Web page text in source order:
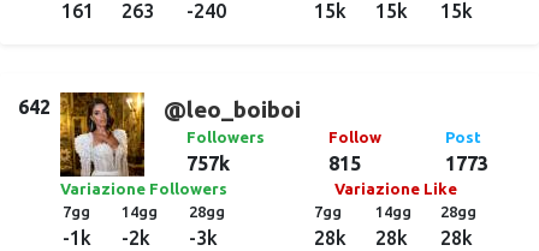
161 263 -240 15k 15k 15k
642 @leo_boiboi
Followers
757k
Follow
815
Post
1773
Variazione Followers
7gg
-1k
14gg
-2k
28gg
-3k
Variazione Like
7gg
28k
14gg
28k
28gg
28k